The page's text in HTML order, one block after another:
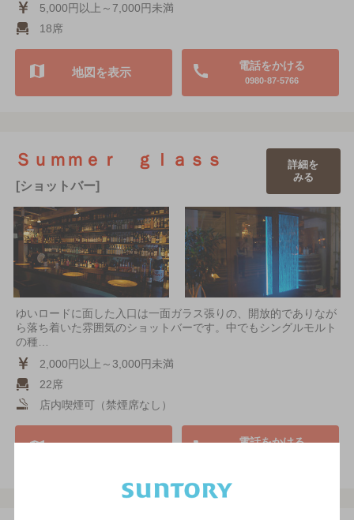
5,000円以上～7,000円未満
18席
電話をかける
0980-87-5766
地図を表示
Ｓｕｍｍｅｒ ｇｌａｓｓ
[ショットバー]
詳細を
みる
ゆいロードに面した入口は一面ガラス張りの、開放的でありなが
ら落ち着いた雰囲気のショットバーです。中でもシングルモルト
の種…
2,000円以上～3,000円未満
22席
店内喫煙可（禁煙席なし）
電話をかける